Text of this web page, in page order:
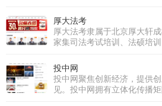
体验。
重要保健基地，承担军委、
的医疗保健和各军区、军兵
任务。医院同时又是解放军
主，是全军唯一一所医院办
厚大法考
厚大法考隶属于北京厚大轩
家集司法考试培训、法硕培
式，各友商效仿引入免费模
的教育资源共享 。2016年，
年，随着多位名师的加入，
作，厚大组成了行业学院派
投中网
投中网聚焦创新经济，提供
见。投中网拥有立体化传播